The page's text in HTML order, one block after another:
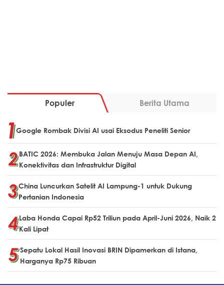
Populer Berita Utama
Google Rombak Divisi AI usai Eksodus Peneliti Senior
BATIC 2026: Membuka Jalan Menuju Masa Depan AI,
Konektivitas dan Infrastruktur Digital
China Luncurkan Satelit AI Lampung-1 untuk Dukung
Pertanian Indonesia
Laba Honda Capai Rp52 Triliun pada April-Juni 2026, Naik 2
Kali Lipat
Sepatu Lokal Hasil Inovasi BRIN Dipamerkan di Istana,
Harganya Rp75 Ribuan